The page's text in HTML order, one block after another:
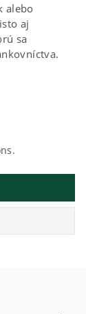
alebo
aj
sa